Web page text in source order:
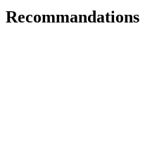
Recommandations